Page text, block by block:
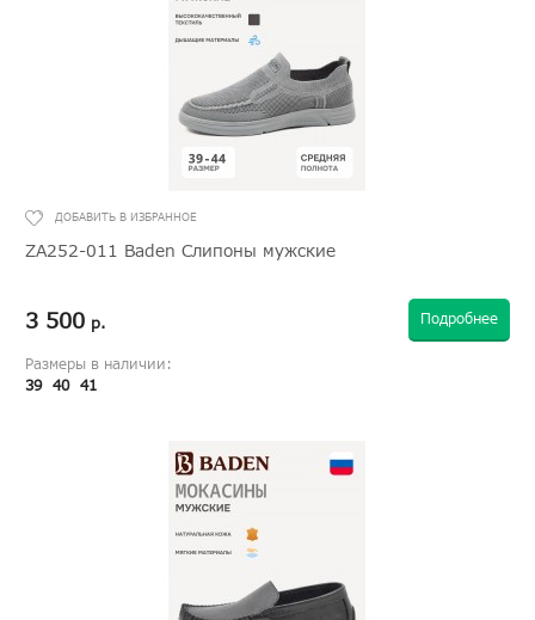
ZA252-011 Baden Слипоны мужские
3 500 р. Подробнее
Размеры в наличии:
39 40 41